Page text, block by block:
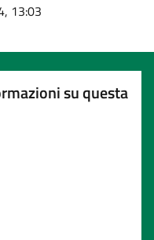
13:03
su questa